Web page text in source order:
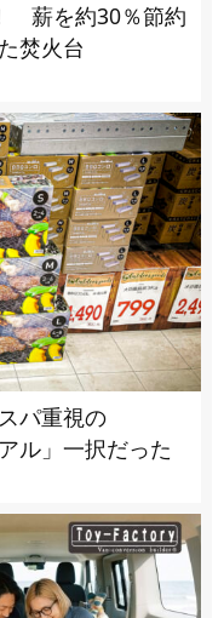
薪を約30％節約
焚火台
パ重視の
ル」一択だった